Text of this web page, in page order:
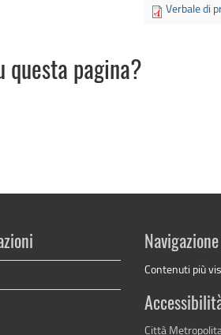
Verbale di
questa pagina?
Navigazione
Contenuti più
Città